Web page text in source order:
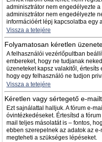
adminisztrátor nem engedélyezte
adminisztrátor nem engedélyezte
információért lépj kapcsolatba egy
Vissza a tetejére
Folyamatosan kéretlen
A felhasználói vezérlőpultban
embereket, hogy ne tudjanak
üzeneteket kapsz valakitől,
hogy egy felhasználó ne tudjon
Vissza a tetejére
Kéretlen vagy sértegető e-
Ezt sajnálattal halljuk. A fórum e-
óvintézkedéseket. Értesítsd a
mail teljes másolatát is – fontos,
ebben szerepelnek az adatok az
megteheti a szükséges lépéseket.